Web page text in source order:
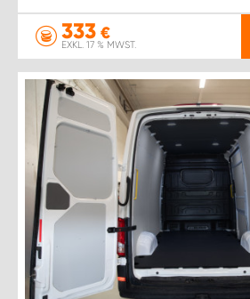
333 €
EXKL. 17 % MWST.